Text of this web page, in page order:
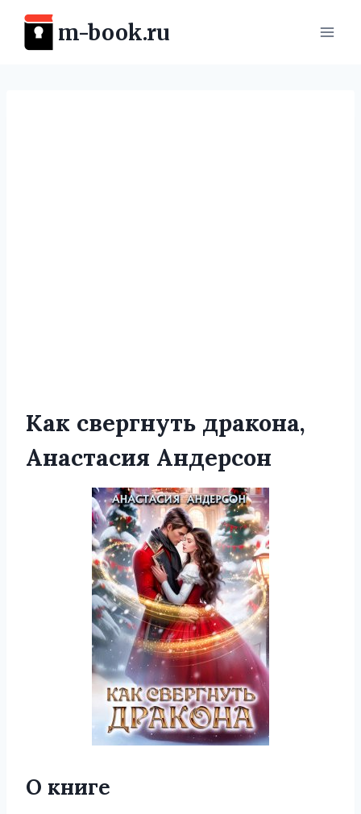
Перейти
содержимому
m-book.ru
Как свергнуть дракона,
Анастасия Андерсон
О книге